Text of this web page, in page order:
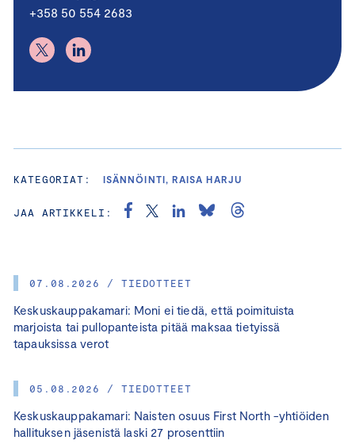
07.08.2026 / TIEDOTTEET
Keskuskauppakamari: Moni ei tiedä, että poimituista
marjoista tai pullopanteista pitää maksaa tietyissä
tapauksissa verot
05.08.2026 / TIEDOTTEET
Keskuskauppakamari: Naisten osuus First North -yhtiöiden
hallituksen jäsenistä laski 27 prosenttiin
+358 50 554 2683
KATEGORIAT: ISÄNNÖINTI, RAISA HARJU
JAA ARTIKKELI: